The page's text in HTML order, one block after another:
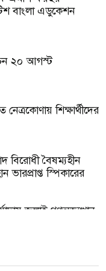
বাংলা এডুকেশন
২০ আগস্ট
শিক্ষার্থীদের
বিরোধী বৈষম্যহীন
ভারপ্রাপ্ত স্পিকারের
জুলাই গণঅভ্যুত্থান
প্রস্তুতি সভা অনুষ্ঠিত!